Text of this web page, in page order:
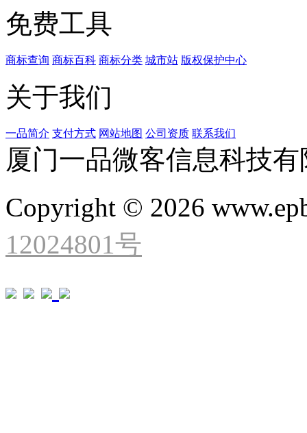
免费工具
商标查询 商标百科 商标分类 城市站 版权保护中心
关于我们
一品简介 支付方式 网站地图 公司资质 联系我们
厦门一品微客信息科技
Copyright © 2026
12024801号